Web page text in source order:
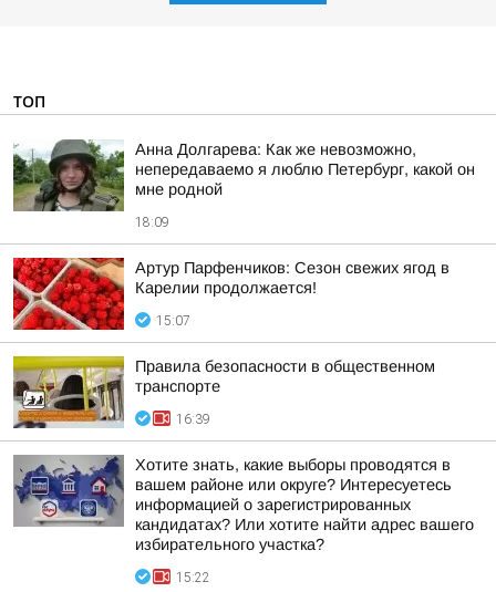
ТОП
Анна Долгарева: Как же невозможно,
непередаваемо я люблю Петербург, какой он
мне родной
18:09
Артур Парфенчиков: Сезон свежих ягод в
Карелии продолжается!
15:07
Правила безопасности в общественном
транспорте
16:39
Хотите знать, какие выборы проводятся в
вашем районе или округе? Интересуетесь
информацией о зарегистрированных
кандидатах? Или хотите найти адрес вашего
избирательного участка?
15:22